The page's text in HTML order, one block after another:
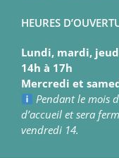
HEURES
Lundi, mardi,
14h à 17h
Mercredi et
Pendant le mois
d’accueil et sera
vendredi 14.